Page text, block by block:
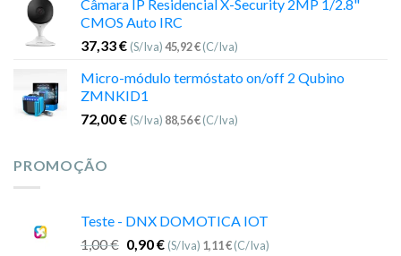
Câmara IP Residencial X-Security 2MP 1/2.8"
CMOS Auto IRC
37,33€ (S/Iva)45,92€(C/Iva)
Micro-módulo termóstato on/off 2 Qubino
ZMNKID1
72,00€ (S/Iva) 88,56€(C/Iva)
PROMOÇÃO
Teste - DNX DOMOTICA IOT
1,00€ 0,90€ (S/Iva) 1,11€(C/Iva)